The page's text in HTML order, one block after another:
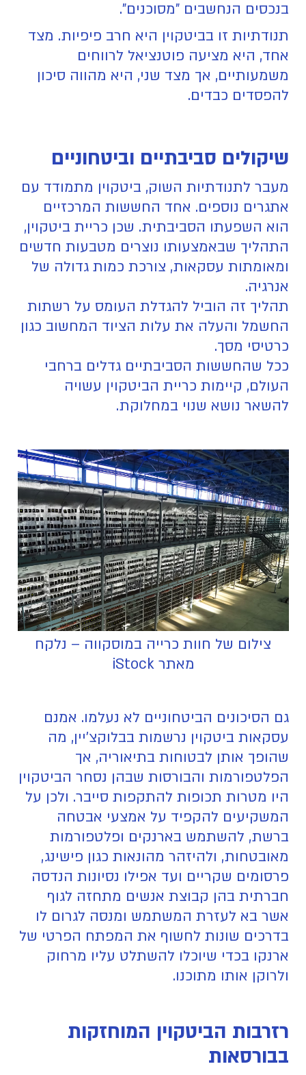
בנכסים הנחשבים "מסוכנים".
תנודתיות זו בביטקוין היא חרב פיפיות. מצד
אחד, היא מציעה פוטנציאל לרווחים
משמעותיים, אך מצד שני, היא מהווה סיכון
להפסדים כבדים.
שיקולים סביבתיים וביטחוניים
מעבר לתנודתיות השוק, ביטקוין מתמודד עם
אתגרים נוספים. אחד החששות המרכזיים
הוא השפעתו הסביבתית. שכן כריית ביטקוין,
התהליך שבאמצעותו נוצרים מטבעות חדשים
ומאומתות עסקאות, צורכת כמות גדולה של
אנרגיה.
תהליך זה הוביל להגדלת העומס על רשתות
החשמל והעלה את עלות הציוד המחשוב כגון
כרטיסי מסך.
ככל שהחששות הסביבתיים גדלים ברחבי
העולם, קיימות כריית הביטקוין עשויה
להשאר נושא שנוי במחלוקת.
צילום של חוות כרייה במוסקווה – נלקח
מאתר iStock
גם הסיכונים הביטחוניים לא נעלמו. אמנם
עסקאות ביטקוין נרשמות בבלוקצ'יין, מה
שהופך אותן לבטוחות בתיאוריה, אך
הפלטפורמות והבורסות שבהן נסחר הביטקוין
היו מטרות תכופות להתקפות סייבר. ולכן על
המשקיעים להקפיד על אמצעי אבטחה
ברשת, להשתמש בארנקים ופלטפורמות
מאובטחות, ולהיזהר מהונאות כגון פישינג,
פרסומים שקריים ועד אפילו נסיונות הנדסה
חברתית בהן קבוצת אנשים מתחזה לגוף
אשר בא לעזרת המשתמש ומנסה לגרום לו
בדרכים שונות לחשוף את המפתח הפרטי של
ארנקו בכדי שיוכלו להשתלט עליו מרחוק
ולרוקן אותו מתוכנו.
רזרבות הביטקוין המוחזקות
בבורסאות